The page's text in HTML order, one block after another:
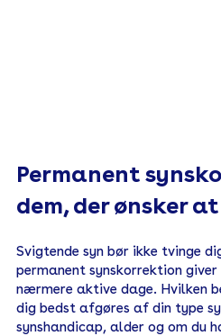
Permanent
dem, der ønsker
​Svigtende syn bør ikke tvinge
permanent synskorrektion
nærmere aktive dage. Hvilken
dig bedst afgøres af din type
synshandicap, alder og om du